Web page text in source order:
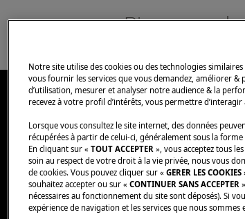
Bienvenue
Notre site utilise des cookies ou des technologies
vous fournir les services que vous demandez, améliorer
d’utilisation, mesurer et analyser notre audience & la
recevez à votre profil d’intérêts, vous permettre d’interagir
Lorsque vous consultez le site internet, des données
récupérées à partir de celui-ci, généralement sous la forme
En cliquant sur « TOUT ACCEPTER », vous acceptez tous
soin au respect de votre droit à la vie privée, nous vous
de cookies. Vous pouvez cliquer sur « GERER LES COOKIES
souhaitez accepter ou sur « CONTINUER SANS ACCEPTER
nécessaires au fonctionnement du site sont déposés). Si
expérience de navigation et les services que nous